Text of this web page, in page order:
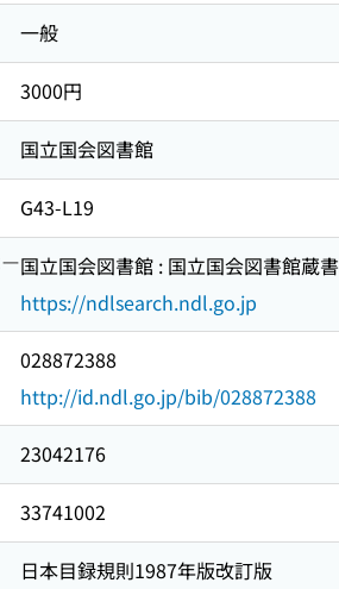
一般
3000円
国立国会図書館
G43-L19
国立国会図書館 : 国立国会図書館蔵書
https://ndlsearch.ndl.go.jp
028872388
http://id.ndl.go.jp/bib/028872388
23042176
33741002
日本目録規則1987年版改訂版